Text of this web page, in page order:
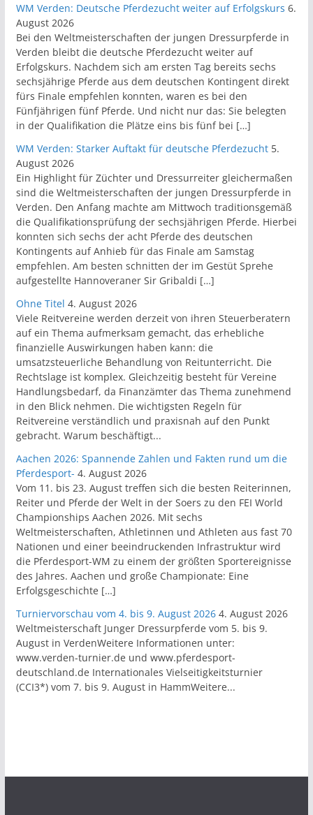
WM Verden: Deutsche Pferdezucht weiter auf Erfolgskurs 6.
August 2026
Bei den Weltmeisterschaften der jungen Dressurpferde in
Verden bleibt die deutsche Pferdezucht weiter auf
Erfolgskurs. Nachdem sich am ersten Tag bereits sechs
sechsjährige Pferde aus dem deutschen Kontingent direkt
fürs Finale empfehlen konnten, waren es bei den
Fünfjährigen fünf Pferde. Und nicht nur das: Sie belegten
in der Qualifikation die Plätze eins bis fünf bei […]
WM Verden: Starker Auftakt für deutsche Pferdezucht 5.
August 2026
Ein Highlight für Züchter und Dressurreiter gleichermaßen
sind die Weltmeisterschaften der jungen Dressurpferde in
Verden. Den Anfang machte am Mittwoch traditionsgemäß
die Qualifikationsprüfung der sechsjährigen Pferde. Hierbei
konnten sich sechs der acht Pferde des deutschen
Kontingents auf Anhieb für das Finale am Samstag
empfehlen. Am besten schnitten der im Gestüt Sprehe
aufgestellte Hannoveraner Sir Gribaldi […]
Ohne Titel 4. August 2026
Viele Reitvereine werden derzeit von ihren Steuerberatern
auf ein Thema aufmerksam gemacht, das erhebliche
finanzielle Auswirkungen haben kann: die
umsatzsteuerliche Behandlung von Reitunterricht. Die
Rechtslage ist komplex. Gleichzeitig besteht für Vereine
Handlungsbedarf, da Finanzämter das Thema zunehmend
in den Blick nehmen. Die wichtigsten Regeln für
Reitvereine verständlich und praxisnah auf den Punkt
gebracht. Warum beschäftigt...
Aachen 2026: Spannende Zahlen und Fakten rund um die
Pferdesport- 4. August 2026
Vom 11. bis 23. August treffen sich die besten Reiterinnen,
Reiter und Pferde der Welt in der Soers zu den FEI World
Championships Aachen 2026. Mit sechs
Weltmeisterschaften, Athletinnen und Athleten aus fast 70
Nationen und einer beeindruckenden Infrastruktur wird
die Pferdesport-WM zu einem der größten Sportereignisse
des Jahres. Aachen und große Championate: Eine
Erfolgsgeschichte […]
Turniervorschau vom 4. bis 9. August 2026 4. August 2026
Weltmeisterschaft Junger Dressurpferde vom 5. bis 9.
August in VerdenWeitere Informationen unter:
www.verden-turnier.de und www.pferdesport-
deutschland.de Internationales Vielseitigkeitsturnier
(CCI3*) vom 7. bis 9. August in HammWeitere...